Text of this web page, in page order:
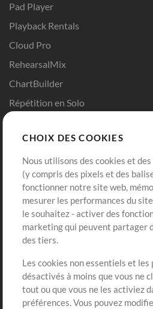
Pad Player
Playback Rentals
Cloud Pro
RehearsalMix
ChartBuilder
Répétition en Solo
Modèles ProPresenter
Sons
Boutique
Acheter des crédits
Contenu gratuit
Extras
Sessions
CHOIX DES COOKIES
Nous utilisons des cookies et
(y compris des pixels et des
fonctionner notre site web,
mesurer les performances du
le souhaitez - activer des
marketing qui peuvent partager
des tiers.
Les cookies non essentiels et
désactivés à moins que vous ne
tout ou que vous ne les activiez
préférences. Vous pouvez